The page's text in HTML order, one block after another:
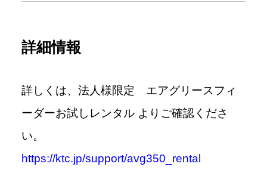
詳細情報
詳しくは、法人様限定 エアグリースフィ
ーダーお試しレンタル よりご確認くださ
い。
https://ktc.jp/support/avg350_rental